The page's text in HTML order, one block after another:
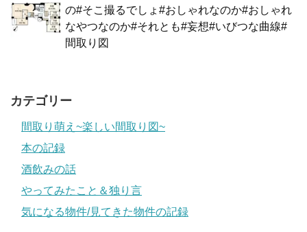
の#そこ撮るでしょ#おしゃれなのか#おしゃれ
なやつなのか#それとも#妄想#いびつな曲線#
間取り図
カテゴリー
間取り萌え~楽しい間取り図~
本の記録
酒飲みの話
やってみたこと＆独り言
気になる物件/見てきた物件の記録